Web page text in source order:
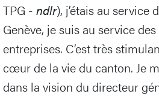
TPG - ndlr), j’étais au service
Genève, je suis au service
entreprises. C’est très
cœur de la vie du canton. Je
dans la vision du directeur